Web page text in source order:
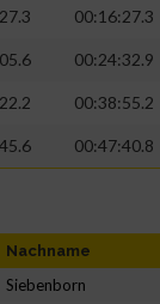
00:16:27.3
00:24:32.9
00:38:55.2
00:47:40.8
Nachname
Siebenborn